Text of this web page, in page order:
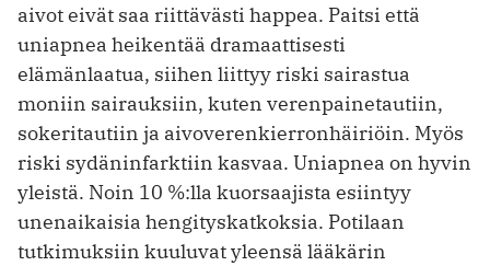
aivot eivät saa riittävästi happea. Paitsi että
uniapnea heikentää dramaattisesti
elämänlaatua, siihen liittyy riski sairastua
moniin sairauksiin, kuten verenpainetautiin,
sokeritautiin ja aivoverenkierronhäiriöin. Myös
riski sydäninfarktiin kasvaa. Uniapnea on hyvin
yleistä. Noin 10 %:lla kuorsaajista esiintyy
unenaikaisia hengityskatkoksia. Potilaan
tutkimuksiin kuuluvat yleensä lääkärin